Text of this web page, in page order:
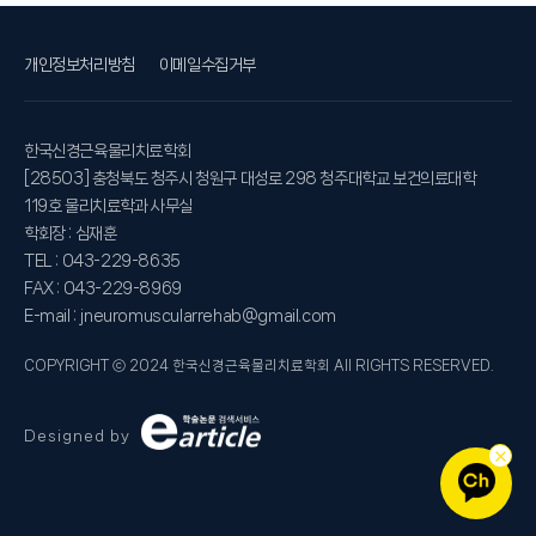
개인정보처리방침 이메일수집거부
한국신경근육물리치료학회
[28503] 충청북도 청주시 청원구 대성로 298 청주대학교 보건의료대학
119호 물리치료학과 사무실
학회장 : 심재훈
TEL : 043-229-8635
FAX : 043-229-8969
E-mail : jneuromuscularrehab@gmail.com
COPYRIGHT ⓒ 2024 한국신경근육물리치료학회 All RIGHTS RESERVED.
Designed by